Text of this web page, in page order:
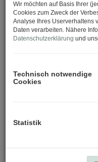
Wir möchten auf Basis Ihrer
Cookies zum Zweck der
Analyse Ihres Userverhaltens
Daten verarbeiten. Nähere
Datenschutzerklärung und
Technisch notwendige
Cookies
Statistik